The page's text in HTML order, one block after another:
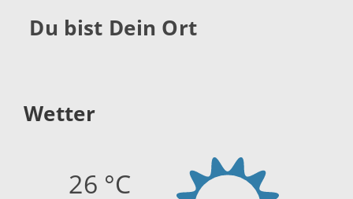
Du bist Dein Ort
Wetter
26 °C